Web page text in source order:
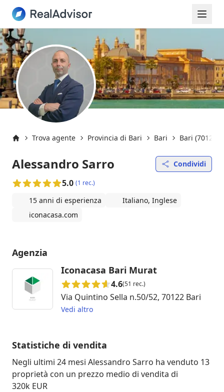
Trova agente Provincia di Bari Bari Bari (70122)
Alessandro Sarro Condividi
5.0 (1 rec.)
15 anni di esperienza
Italiano, Inglese
iconacasa.com
Agenzia
Iconacasa Bari Murat
4.6(51 rec.)
Via Quintino Sella n.50/52, 70122 Bari
Vedi altro
Statistiche di vendita
Negli ultimi 24 mesi Alessandro Sarro ha venduto 13
proprietà con un prezzo medio di vendita di
320k EUR